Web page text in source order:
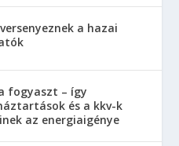
a hazai
fogyaszt – így
és a kkv-k
az energiaigénye